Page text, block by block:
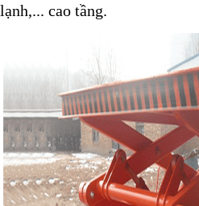
lạnh,... cao tầng.